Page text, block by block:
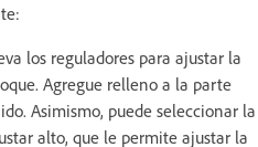
los reguladores para ajustar la
Agregue relleno a la parte
Asimismo, puede seleccionar la
alto, que le permite ajustar la